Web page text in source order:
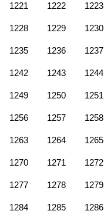
1221 1222 1223
1228 1229 1230
1235 1236 1237
1242 1243 1244
1249 1250 1251
1256 1257 1258
1263 1264 1265
1270 1271 1272
1277 1278 1279
1284 1285 1286